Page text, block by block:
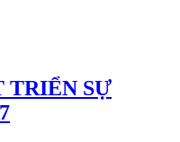
TRIỂN SỰ